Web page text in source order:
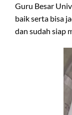
Guru Besar
baik serta bisa
dan sudah siap